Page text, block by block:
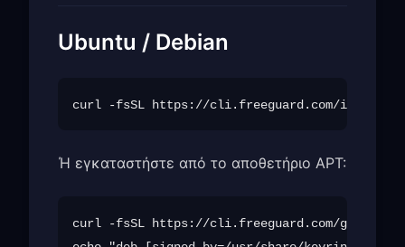
Ubuntu / Debian
Ή εγκαταστήστε από το αποθετήριο APT:
curl -fsSL https://cli.freeguard.com/gpg.key |